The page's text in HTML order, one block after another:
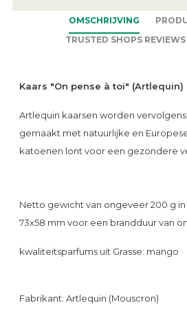
OMSCHRIJVING
TRUSTED SHOPS REVIEWS
Kaars "On pense à toi" (Artlequin)
Artlequin kaarsen worden
gemaakt met natuurlijke en
katoenen lont voor een gezondere
Netto gewicht van ongeveer 200 g
73x58 mm voor een brandduur van
kwaliteitsparfums uit Grasse: mango
Fabrikant: Artlequin (Mouscron)